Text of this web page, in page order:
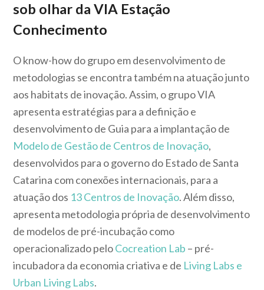
sob olhar da VIA Estação
Conhecimento
O know-how do grupo em desenvolvimento de
metodologias se encontra também na atuação junto
aos habitats de inovação. Assim, o grupo VIA
apresenta estratégias para a definição e
desenvolvimento de Guia para a implantação de
Modelo de Gestão de Centros de Inovação,
desenvolvidos para o governo do Estado de Santa
Catarina com conexões internacionais, para a
atuação dos 13 Centros de Inovação. Além disso,
apresenta metodologia própria de desenvolvimento
de modelos de pré-incubação como
operacionalizado peloCocreation Lab – pré-
incubadora da economia criativa e de Living Labs e
Urban Living Labs.